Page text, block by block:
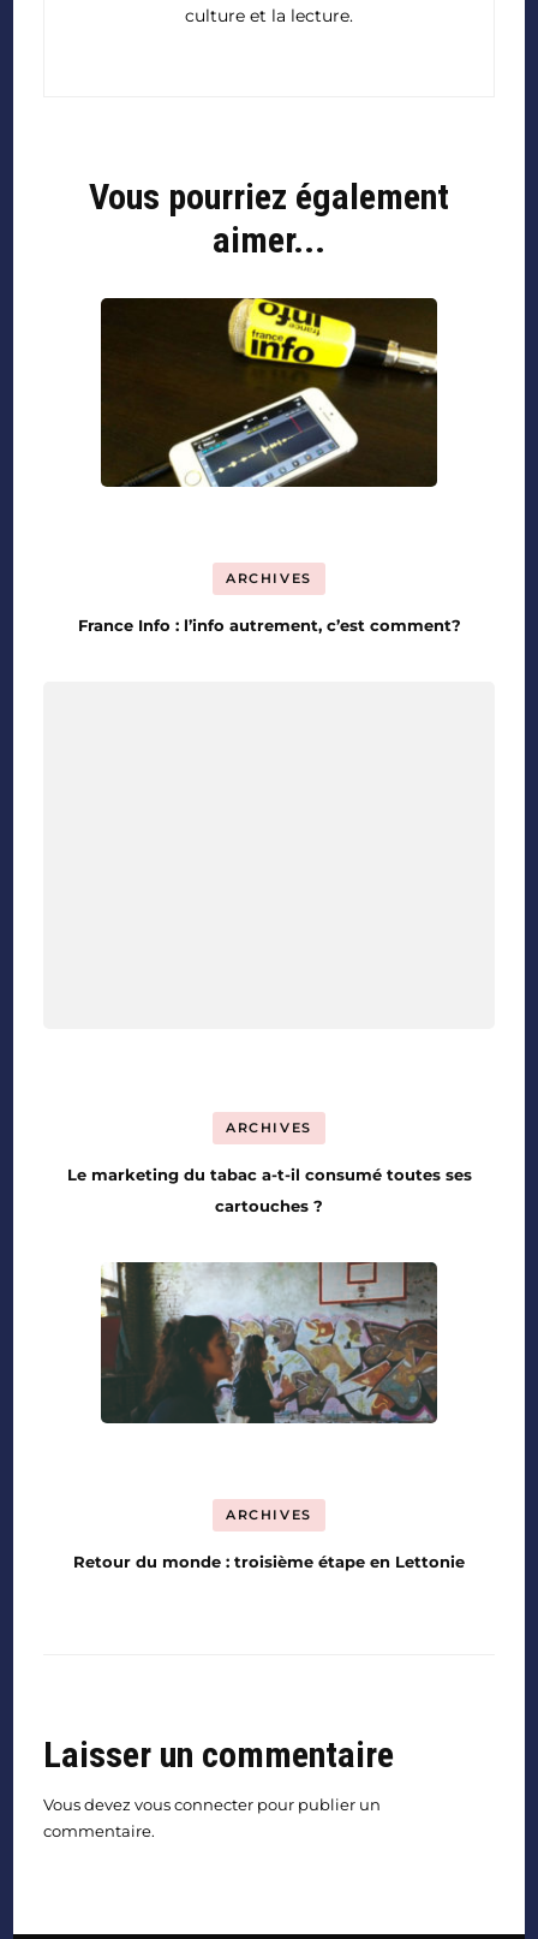
culture et la lecture.
Vous pourriez également
aimer...
ARCHIVES
France Info : l’info autrement, c’est comment?
ARCHIVES
Le marketing du tabac a-t-il consumé toutes ses
cartouches ?
ARCHIVES
Retour du monde : troisième étape en Lettonie
Laisser un commentaire
Vous devezvous connecter pour publier un
commentaire.